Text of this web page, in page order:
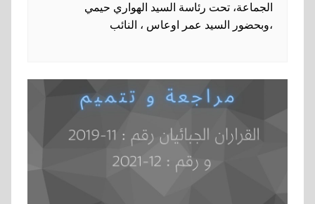
الجماعة، تحت رئاسة السيد الهواري حيمي
،وبحضور السيد عمر اوعاس ، النائب